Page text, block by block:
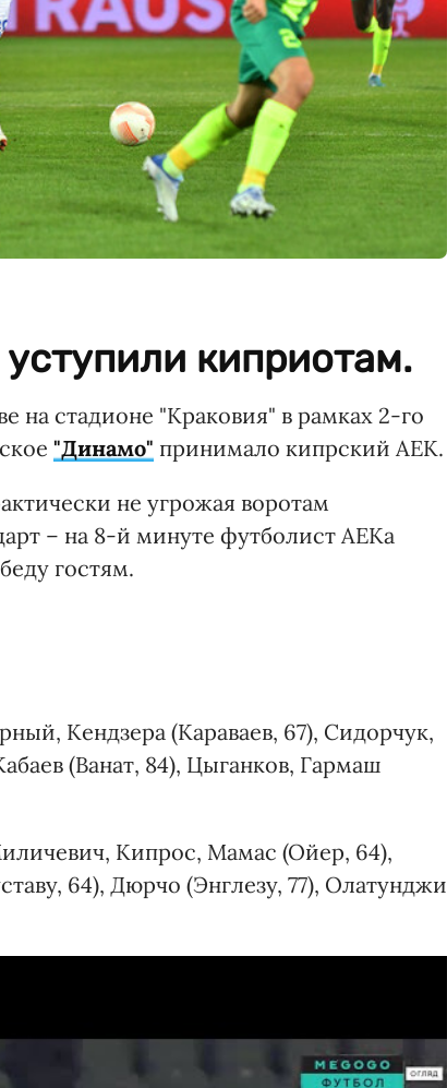
киприотам.
на стадионе "Краковия" в рамках 2-го
"Динамо" принимало кипрский АЕК.
не угрожая воротам
– на 8-й минуте футболист АЕКа
гостям.
Кендзера (Караваев, 67), Сидорчук,
(Ванат, 84), Цыганков, Гармаш
Кипрос, Мамас (Ойер, 64),
64), Дюрчо (Энглезу, 77), Олатунджи